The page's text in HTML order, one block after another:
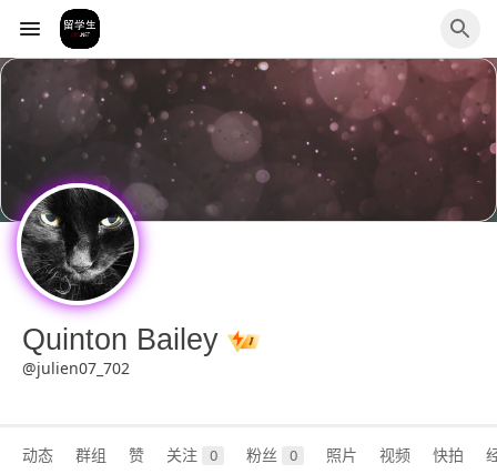
Quinton Bailey
@julien07_702
动态 群组 赞 关注 0 粉丝 0 照片 视频 快拍